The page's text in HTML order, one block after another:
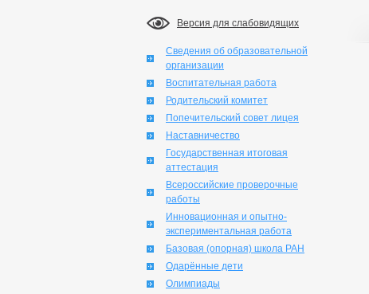
Версия для слабовидящих
Сведения об образовательной
организации
Воспитательная работа
Родительский комитет
Попечительский совет лицея
Наставничество
Государственная итоговая
аттестация
Всероссийские проверочные
работы
Инновационная и опытно-
экспериментальная работа
Базовая (опорная) школа РАН
Одарённые дети
Олимпиады